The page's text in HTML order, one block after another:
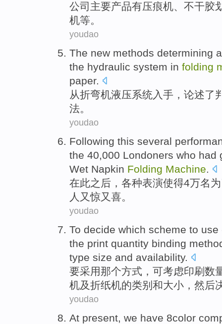
公司 主要产品有压痕机、不干胶
机等。
youdao
The new methods determining
the hydraulic system in folding
paper.
从折弯机液压系统入手，论述了
法。
youdao
Following this several
the 40,000 Londoners who had
Wet Napkin Folding Machine.
在此之后， 各种表演使得4万名
人又惊又喜。
youdao
To decide which scheme to use
the print quantity binding
type size and availability.
要采用那个方式 ，可考虑印刷 数
机及折纸机的类别 和大小 ， 然后
youdao
At present we have 8color